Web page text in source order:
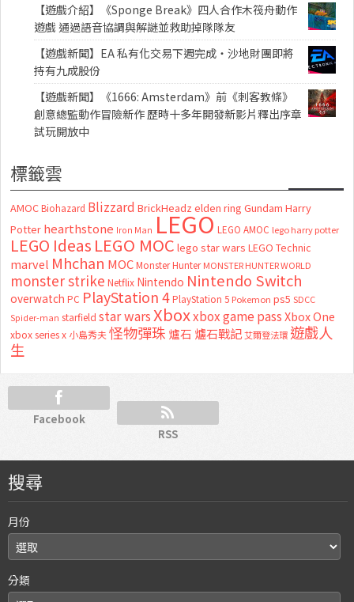
【遊戲介紹】《Sponge Break》四人合作木筏舟動作
遊戲 通過語音協調與解謎並救助掉隊隊友
【遊戲新聞】EA 私有化交易下週完成・沙地財團即將
持有九成股份
【遊戲新聞】《1666: Amsterdam》前《刺客教條》
創意總監動作冒險新作 歷時十多年開發新影片釋出序章
試玩開放中
標籤雲
AMOC Biohazard Blizzard BrickHeadz elden ring Gundam Harry
Potter hearthstone Iron Man LEGO LEGO AMOC lego harry potter
LEGO Ideas LEGO MOC lego star wars LEGO Technic
marvel Mhchan MOC Monster Hunter MONSTER HUNTER WORLD
monster strike Netflix Nintendo Nintendo Switch
overwatch PC PlayStation 4 PlayStation 5 Pokemon ps5 SDCC
Spider-man starfield star warsXboxxbox game passXbox One
xbox series x 小島秀夫怪物彈珠 爐石 爐石戰記艾爾登法環 遊戲人
生
Facebook
RSS
搜尋
月份
分類